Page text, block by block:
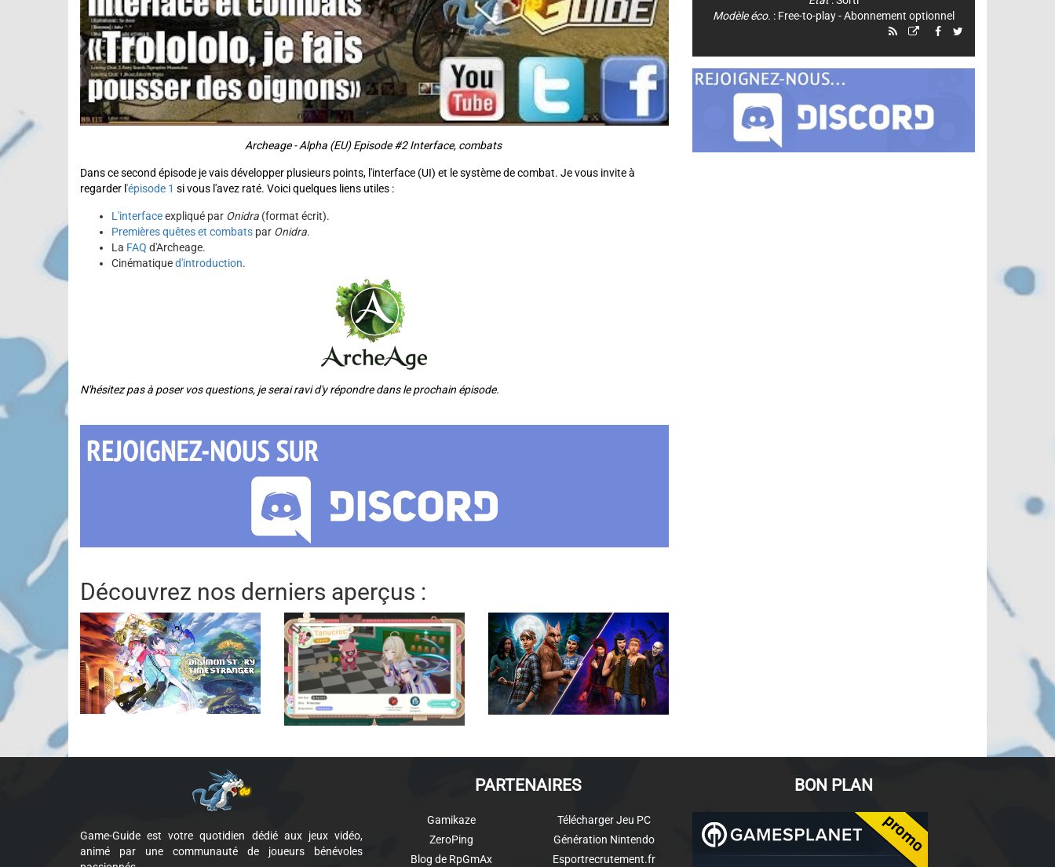
Archeage - Alpha (EU) Episode #2 Interface, combats
Dans ce second épisode je vais développer plusieurs points, l'interface (UI) et le système de combat. Je vous invite à
regarder l 'épisode 1 si vous l'avez raté. Voici quelques liens utiles :
L'interfaceexpliqué par Onidra (format écrit).
Premières quêtes et combats par Onidra.
La FAQ d'Archeage.
Cinématiqued'introduction.
N'hésitez pas à poser vos questions, je serai ravi d'y répondre dans le prochain épisode.
Découvrez nos derniers aperçus :
Modèle éco. : Free-to-play - Abonnement optionnel
Game-Guide est votre quotidien dédié aux jeux vidéo,
animé par une communauté de joueurs bénévoles
PARTENAIRES
Gamikaze
ZeroPing
Blog de RpGmAx
Télécharger Jeu PC
Génération Nintendo
Esportrecrutement.fr
BON PLAN